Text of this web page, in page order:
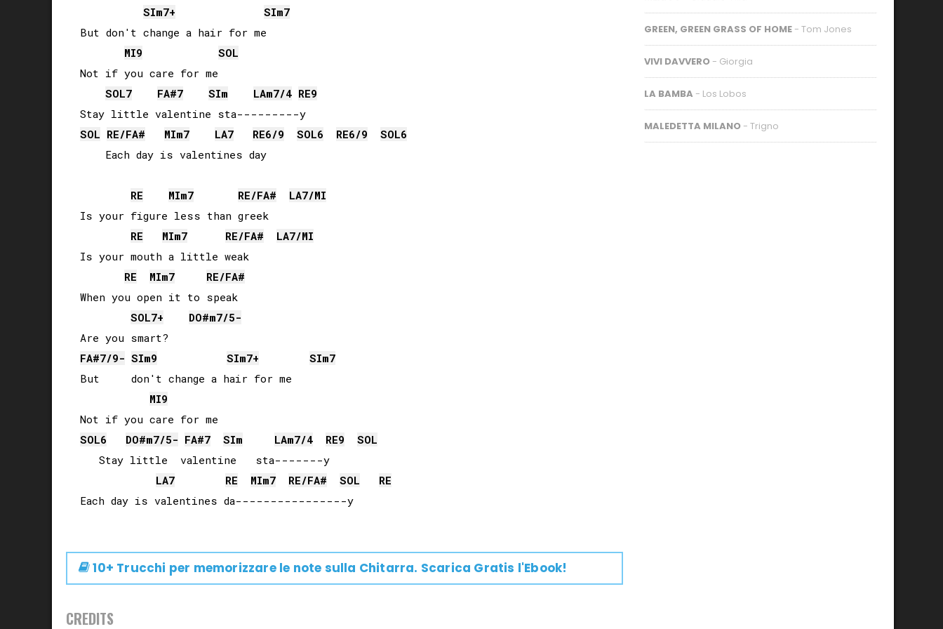
SIm7+ SIm7
But don't change a hair for me
MI9
SOL
Not if you care for me
SOL7 FA#7 SIm LAm7/4 RE9
SOL RE/FA# MIm7 LA7 RE6/9 SOL6 RE6/9 SOL6
    Each day is valentines day
RE MIm7 RE/FA# LA7/MI
Is your figure less than greek
RE
MIm7 RE/FA# LA7/MI
Is your mouth a little weak
RE
MIm7 RE/FA#
When you open it to speak
SOL7+ DO#m7/5-
FA#7/9- SIm9 SIm7+ SIm7
But     don't change a hair for me
MI9
SOL6 DO#m7/5- FA#7 SIm LAm7/4 RE9
SOL
   Stay little  valentine   sta-------y
LA7 RE MIm7 RE/FA# SOL
RE
10+ Trucchi per memorizzare le note sulla Chitarra. Scarica Gratis l'Ebook!
CREDITS
GREEN, GREEN GRASS OF HOME - Tom Jones
VIVI DAVVERO - Giorgia
LA BAMBA - Los Lobos
MALEDETTA MILANO - Trigno